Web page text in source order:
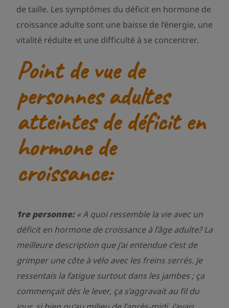
de taille. Les symptômes du déficit en hormone de
croissance adulte sont une baisse de l’énergie, une
vitalité réduite et une difficulté à se concentrer.
Point de vue de
personnes adultes
atteintes de déficit en
hormone de
croissance:
1re personne: «A quoi ressemble la vie avec un
déficit en hormone de croissance à l’âge adulte? La
meilleure description que j’ai entendue c’est de
grimper une côte à vélo avec les freins serrés. Je
ressentais la fatigue surtout dans les jambes ; ça
commençait dès le lever, ça s’aggravait au fil du